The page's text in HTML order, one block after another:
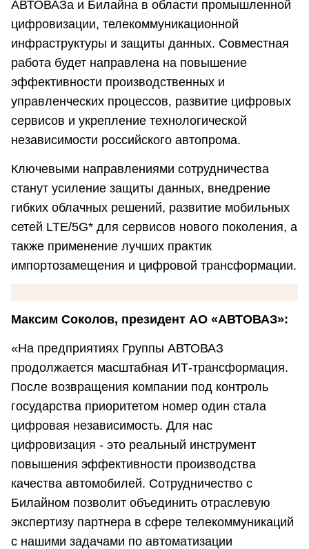
АВТОВАЗа и Билайна в области промышленной
цифровизации, телекоммуникационной
инфраструктуры и защиты данных. Совместная
работа будет направлена на повышение
эффективности производственных и
управленческих процессов, развитие цифровых
сервисов и укрепление технологической
независимости российского автопрома.
Ключевыми направлениями сотрудничества
станут усиление защиты данных, внедрение
гибких облачных решений, развитие мобильных
сетей LTE/5G* для сервисов нового поколения, а
также применение лучших практик
импортозамещения и цифровой трансформации.
Максим Соколов, президент АО «АВТОВАЗ»:
«На предприятиях Группы АВТОВАЗ
продолжается масштабная ИТ-трансформация.
После возвращения компании под контроль
государства приоритетом номер один стала
цифровая независимость. Для нас
цифровизация - это реальный инструмент
повышения эффективности производства
качества автомобилей. Сотрудничество с
Билайном позволит объединить отраслевую
экспертизу партнера в сфере телекоммуникаций
с нашими задачами по автоматизации